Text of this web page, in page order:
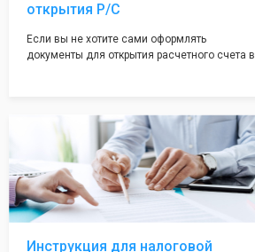
открытия Р/С
Если вы не хотите сами оформлять
документы для открытия расчетного счета в
открытия счета, с минимальным затратом
вашего времени и сил!
Инструкция для налоговой